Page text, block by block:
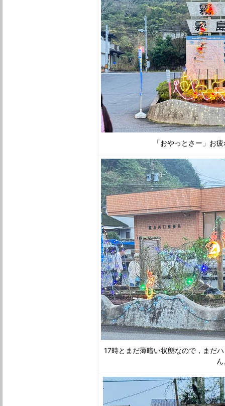
「おやっとさー」お
17時とまだ薄暗い状態なので，まだ